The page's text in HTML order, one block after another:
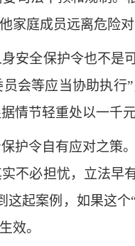
家庭成员远离危险
全保护令也不是可
会等应当协助执行
情节轻重处以一千
令自有应对之策。
不必担忧，立法早
这起案例，如果这
效。